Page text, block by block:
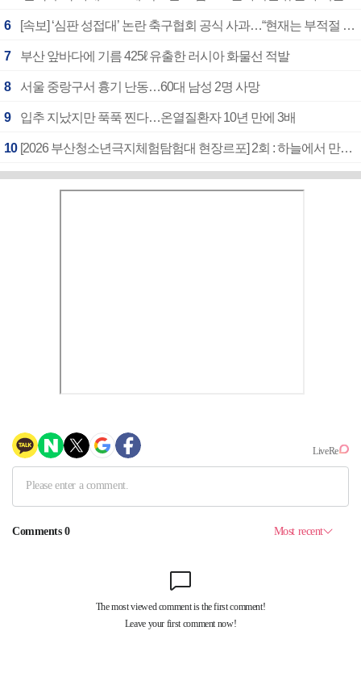
6 [속보] ‘심판 성접대’ 논란 축구협회 공식 사과…“현재는 부적절 행위 없어”
7 부산 앞바다에 기름 425ℓ 유출한 러시아 화물선 적발
8 서울 중랑구서 흉기 난동…60대 남성 2명 사망
9 입추 지났지만 푹푹 찐다…온열질환자 10년 만에 3배
10 [2026 부산청소년극지체험탐험대 현장르포] 2회 : 하늘에서 만난 얼음의 나라